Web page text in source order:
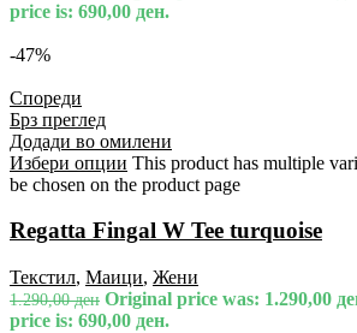
price is: 690,00 ден.
-47%
Спореди
Брз преглед
Додади во омилени
Избери опции This product has multiple
be chosen on the product page
Regatta Fingal W Tee turquoise
Текстил, Маици, Жени
1.290,00ден Original price was: 1.290,00
price is: 690,00 ден.